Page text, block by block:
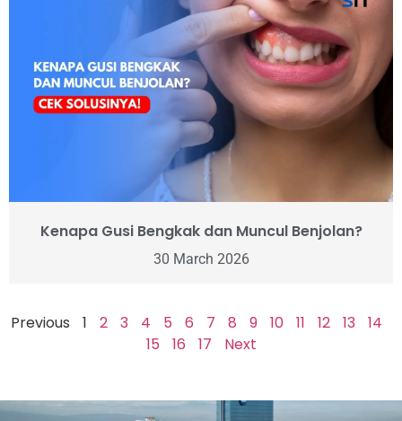
Kenapa Gusi Bengkak dan Muncul Benjolan?
30 March 2026
Previous 1 2 3 4 5 6 7 8 9 10 11 12 13
14
15
16 17 Next